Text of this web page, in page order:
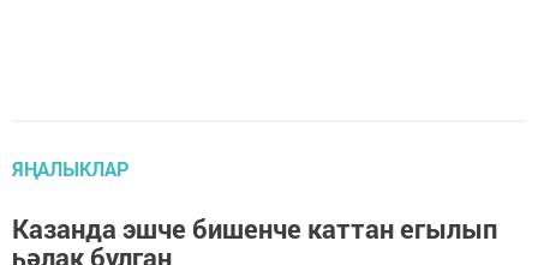
ЯҢАЛЫКЛАР
Казанда эшче бишенче каттан егылып
һәлак булган